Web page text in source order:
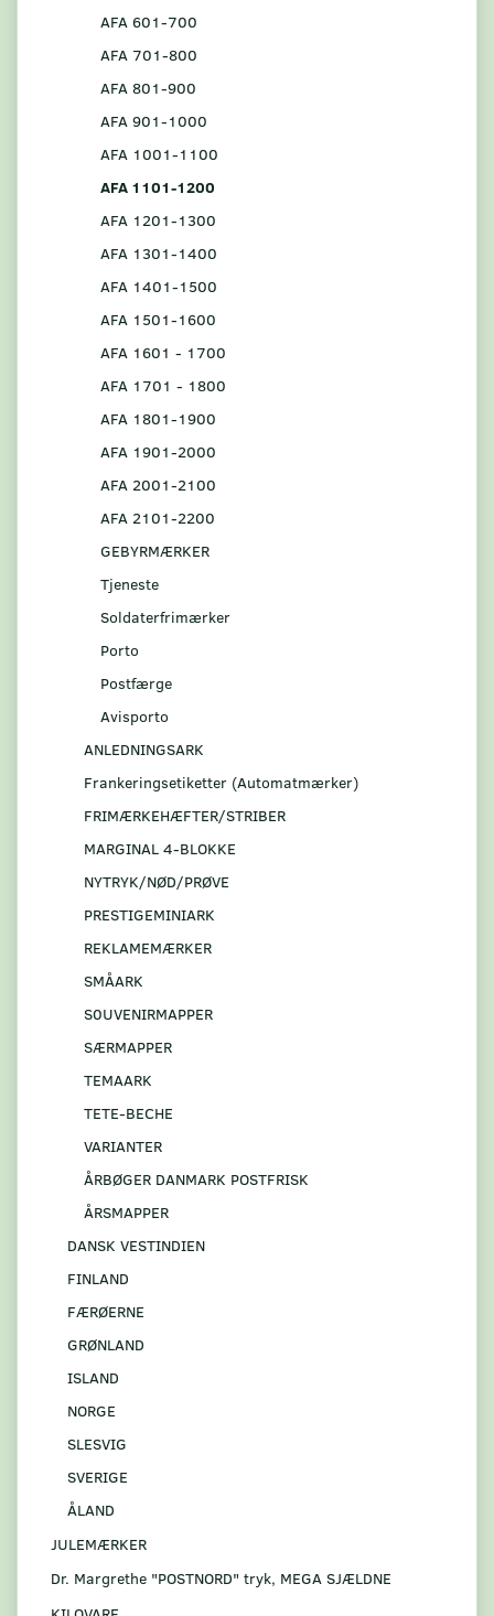
AFA 601-700
AFA 701-800
AFA 801-900
AFA 901-1000
AFA 1001-1100
AFA 1101-1200
AFA 1201-1300
AFA 1301-1400
AFA 1401-1500
AFA 1501-1600
AFA 1601 - 1700
AFA 1701 - 1800
AFA 1801-1900
AFA 1901-2000
AFA 2001-2100
AFA 2101-2200
GEBYRMÆRKER
Tjeneste
Soldaterfrimærker
Porto
Postfærge
Avisporto
ANLEDNINGSARK
Frankeringsetiketter (Automatmærker)
FRIMÆRKEHÆFTER/STRIBER
MARGINAL 4-BLOKKE
NYTRYK/NØD/PRØVE
PRESTIGEMINIARK
REKLAMEMÆRKER
SMÅARK
S0UVENIRMAPPER
SÆRMAPPER
TEMAARK
TETE-BECHE
VARIANTER
ÅRBØGER DANMARK POSTFRISK
ÅRSMAPPER
DANSK VESTINDIEN
FINLAND
FÆRØERNE
GRØNLAND
ISLAND
NORGE
SLESVIG
SVERIGE
ÅLAND
JULEMÆRKER
Dr. Margrethe "POSTNORD" tryk, MEGA SJÆLDNE